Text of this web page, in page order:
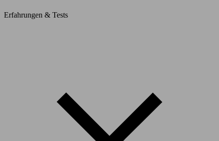
Erfahrungen & Tests